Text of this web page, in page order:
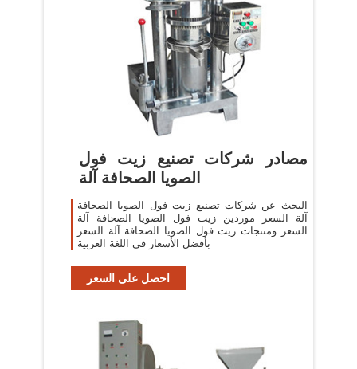
مصادر شركات تصنيع زيت فول
الصويا الصحافة آلة
البحث عن شركات تصنيع زيت فول الصويا الصحافة
آلة السعر موردين زيت فول الصويا الصحافة آلة
السعر ومنتجات زيت فول الصويا الصحافة آلة السعر
بأفضل الأسعار في اللغة العربية
احصل على السعر